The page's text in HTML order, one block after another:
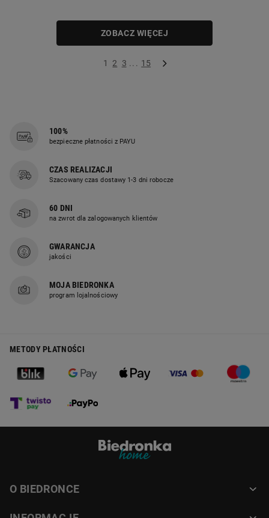
ZOBACZ WIĘCEJ
1 2 3 ... 15
100%
bezpieczne płatności z PAYU
CZAS REALIZACJI
Szacowany czas dostawy 1-3 dni robocze
60 DNI
na zwrot dla zalogowanych klientów
GWARANCJA
jakości
MOJA BIEDRONKA
program lojalnościowy
METODY PŁATNOŚCI
O BIEDRONCE